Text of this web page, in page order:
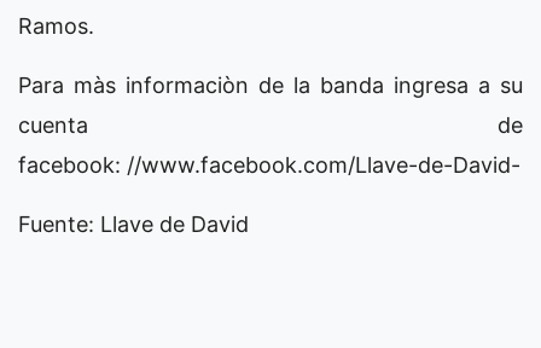
Ramos.
Para màs informaciòn de la banda ingresa a su
cuenta de
facebook: //www.facebook.com/Llave-de-David-
Fuente: Llave de David